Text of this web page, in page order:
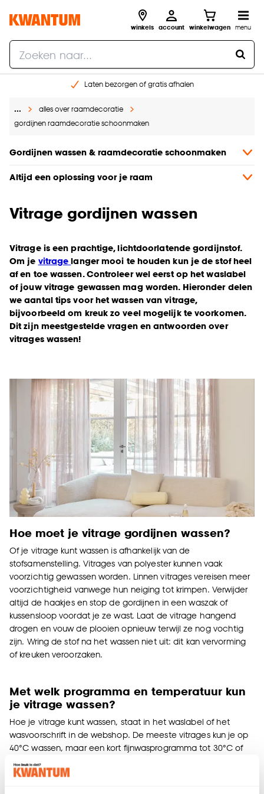
winkels account winkelwagen menu
Laten bezorgen of gratis afhalen
Gratis raam advies en opmeten aan huis
€ 5,- korting op je volgende bestelling
…
alles over raamdecoratie
gordijnen raamdecoratie schoonmaken
Gordijnen wassen & raamdecoratie schoonmaken
Altijd een oplossing voor je raam
Vitrage gordijnen wassen
Vitrage is een prachtige, lichtdoorlatende gordijnstof.
Om je vitragelanger mooi te houden kun je de stof heel
af en toe wassen. Controleer wel eerst op het waslabel
of jouw vitrage gewassen mag worden. Hieronder delen
we aantal tips voor het wassen van vitrage,
bijvoorbeeld om kreuk zo veel mogelijk te voorkomen.
Dit zijn meestgestelde vragen en antwoorden over
vitrages wassen!
Hoe moet je vitrage gordijnen wassen?
Of je vitrage kunt wassen is afhankelijk van de
stofsamenstelling. Vitrages van polyester kunnen vaak
voorzichtig gewassen worden. Linnen vitrages vereisen meer
voorzichtigheid vanwege hun neiging tot krimpen. Verwijder
altijd de haakjes en stop de gordijnen in een waszak of
kussensloop voordat je ze wast. Laat de vitrage hangend
drogen en vouw de plooien opnieuw terwijl ze nog vochtig
zijn. Wring de stof na het wassen niet uit: dit kan vervorming
of kreuken veroorzaken.
Met welk programma en temperatuur kun
je vitrage wassen?
Hoe je vitrage kunt wassen, staat in het waslabel of het
wasvoorschrift in de webshop. De meeste vitrages kun je op
40°C wassen, maar een kort fijnwasprogramma tot 30°C of
programma’s centrifugeren met een lager toerental. Twijfel